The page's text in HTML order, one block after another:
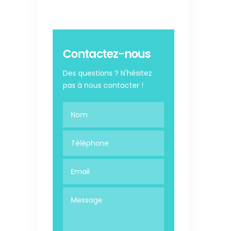
Contactez-nous
Des questions ? N'hésitez
pas à nous contacter !